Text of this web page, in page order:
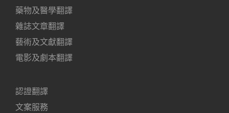
藥物及醫學翻譯
雜誌文章翻譯
藝術及文獻翻譯
電影及劇本翻譯
認證翻譯
文案服務